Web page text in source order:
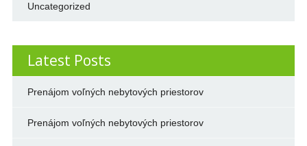
Uncategorized
Latest Posts
Prenájom voľných nebytových priestorov
Prenájom voľných nebytových priestorov